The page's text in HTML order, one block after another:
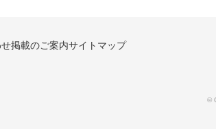
掲載のご案内サイトマップ
©